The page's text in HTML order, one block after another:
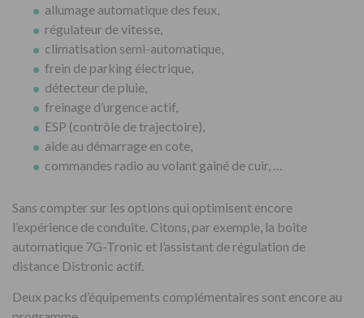
allumage automatique des feux,
régulateur de vitesse,
climatisation semi-automatique,
frein de parking électrique,
détecteur de pluie,
freinage d’urgence actif,
ESP (contrôle de trajectoire),
aide au démarrage en cote,
commandes radio au volant gainé de cuir, …
Sans compter sur les options qui optimisent encore
l’expérience de conduite. Citons, par exemple, la boite
automatique 7G-Tronic et l’assistant de régulation de
distance Distronic actif.
Deux packs d’équipements complémentaires sont encore au